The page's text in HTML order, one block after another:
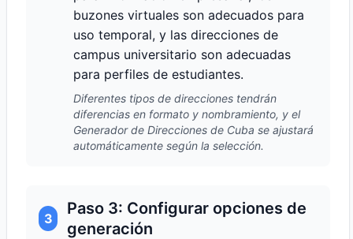
buzones virtuales son adecuados para
uso temporal, y las direcciones de
campus universitario son adecuadas
para perfiles de estudiantes.
Diferentes tipos de direcciones tendrán
diferencias en formato y nombramiento, y el
Generador de Direcciones de Cuba se ajustará
automáticamente según la selección.
3
Paso 3: Configurar opciones de
generación